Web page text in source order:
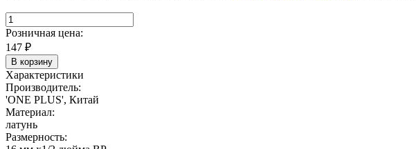
Розничная цена:
147 ₽
В корзину
Характеристики
Производитель:
'ONE PLUS', Китай
Материал:
латунь
Размерность: